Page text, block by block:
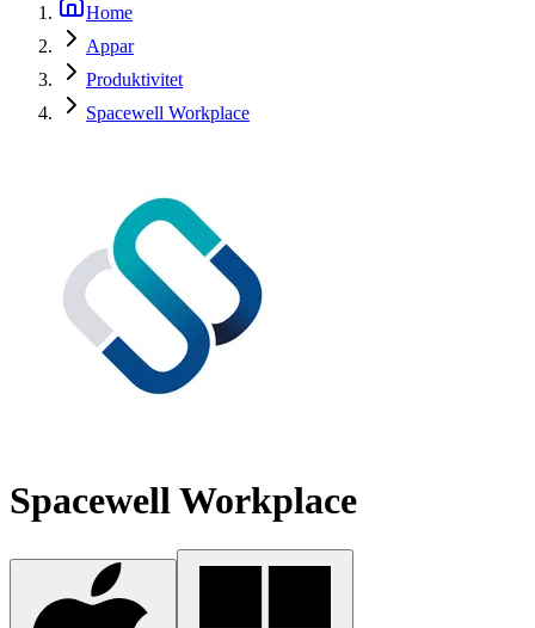
Home
Appar
Produktivitet
Spacewell Workplace
Spacewell Workplace